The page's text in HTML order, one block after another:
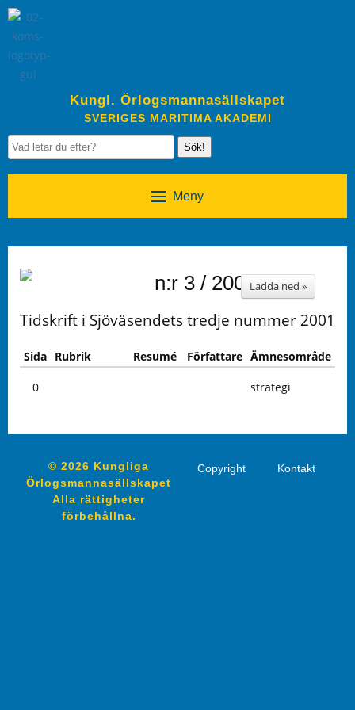
Kungl. Örlogsmannasällskapet
SVERIGES MARITIMA AKADEMI
Sök!
Meny
n:r 3 / 2001Ladda ned »
Tidskrift i Sjöväsendets tredje nummer 2001
Sida Rubrik Resumé Författare Ämnesområde
0 strategi
© 2026 Kungliga
Örlogsmannasällskapet
Alla rättigheter
förbehållna.
Copyright Kontakt